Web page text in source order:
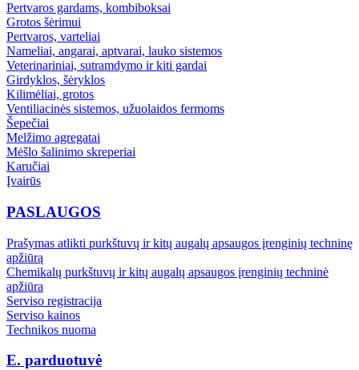
Pertvaros gardams, kombiboksai
Grotos šėrimui
Pertvaros, varteliai
Nameliai, angarai, aptvarai, lauko sistemos
Veterinariniai, sutramdymo ir kiti gardai
Girdyklos, šėryklos
Kilimėliai, grotos
Ventiliacinės sistemos, užuolaidos fermoms
Šepečiai
Melžimo agregatai
Mėšlo šalinimo skreperiai
Karučiai
Įvairūs
PASLAUGOS
Prašymas atlikti purkštuvų ir kitų augalų apsaugos įrenginių techninę
apžiūrą
Chemikalų purkštuvų ir kitų augalų apsaugos įrenginių techninė
apžiūra
Serviso registracija
Serviso kainos
Technikos nuoma
E. parduotuvė